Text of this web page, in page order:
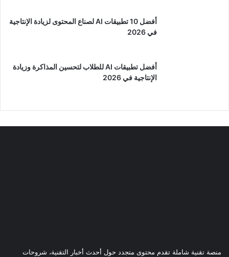
أفضل 10 تطبيقات AI لصناع المحتوى لزيادة الإنتاجية
في 2026
أفضل تطبيقات AI للطلاب لتحسين المذاكرة وزيادة
الإنتاجية في 2026
منصة تقنية شاملة تقدم محتوى متجدد حول أحدث أخبار التقنية، شروحات